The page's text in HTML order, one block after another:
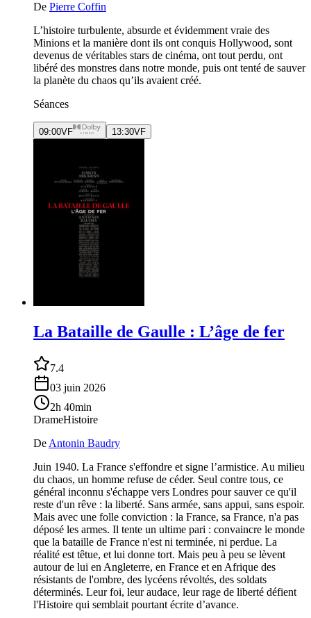
De Pierre Coffin
L’histoire turbulente, absurde et évidemment vraie des
Minions et la manière dont ils ont conquis Hollywood, sont
devenus de véritables stars de cinéma, ont tout perdu, ont
libéré des monstres dans notre monde, puis ont tenté de sauver
la planète du chaos qu’ils avaient créé.
Séances
09:00VF 13:30VF
La Bataille de Gaulle : L’âge de fer
7.4
03 juin 2026
2h 40min
DrameHistoire
De Antonin Baudry
Juin 1940. La France s'effondre et signe l’armistice. Au milieu
du chaos, un homme refuse de céder. Seul contre tous, ce
général inconnu s'échappe vers Londres pour sauver ce qu'il
reste d'un rêve : la liberté. Sans armée, sans appui, sans espoir.
Mais avec une folle conviction : la France, sa France, n'a pas
déposé les armes. Il tente un ultime pari : convaincre le monde
que la bataille de France n'est ni terminée, ni perdue. La
réalité est têtue, et lui donne tort. Mais peu à peu se lèvent
autour de lui en Angleterre, en France et en Afrique des
résistants de l'ombre, des lycéens révoltés, des soldats
déterminés. Leur foi, leur audace, leur rage de liberté défient
l'Histoire qui semblait pourtant écrite d’avance.